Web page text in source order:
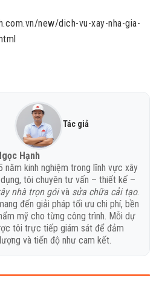
new/dich-vu-xay-nha-gia-
Tác giả
Hạnh
năm kinh nghiệm trong lĩnh vực xây
tôi chuyên tư vấn – thiết kế –
nhà trọn góivà sửa chữa cải tạo.
đến giải pháp tối ưu chi phí, bền
mỹ cho từng công trình. Mỗi dự
tôi trực tiếp giám sát để đảm
và tiến độ như cam kết.